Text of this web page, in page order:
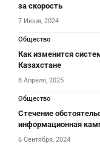
за скорость
7 Июня, 2024
Общество
Как изменится
Казахстане
8 Апреля, 2025
Общество
Стечение
информационная
6 Сентября, 2024